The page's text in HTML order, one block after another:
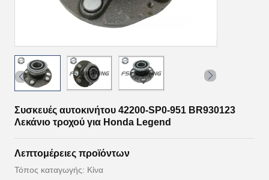
Συσκευές αυτοκινήτου 42200-SP0-951 BR930123
Λεκάνιο τροχού για Honda Legend
Λεπτομέρειες προϊόντων
Τόπος καταγωγής: Κίνα